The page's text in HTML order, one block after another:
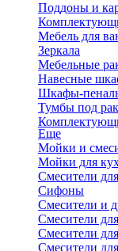
Поддоны и
Мебель для
Зеркала
Мебельные
Навесные
Шкафы-
Тумбы под
Еще
Мойки и
Мойки для
Смесители
Сифоны
Смесители и
Смесители
Смесители
Смесители